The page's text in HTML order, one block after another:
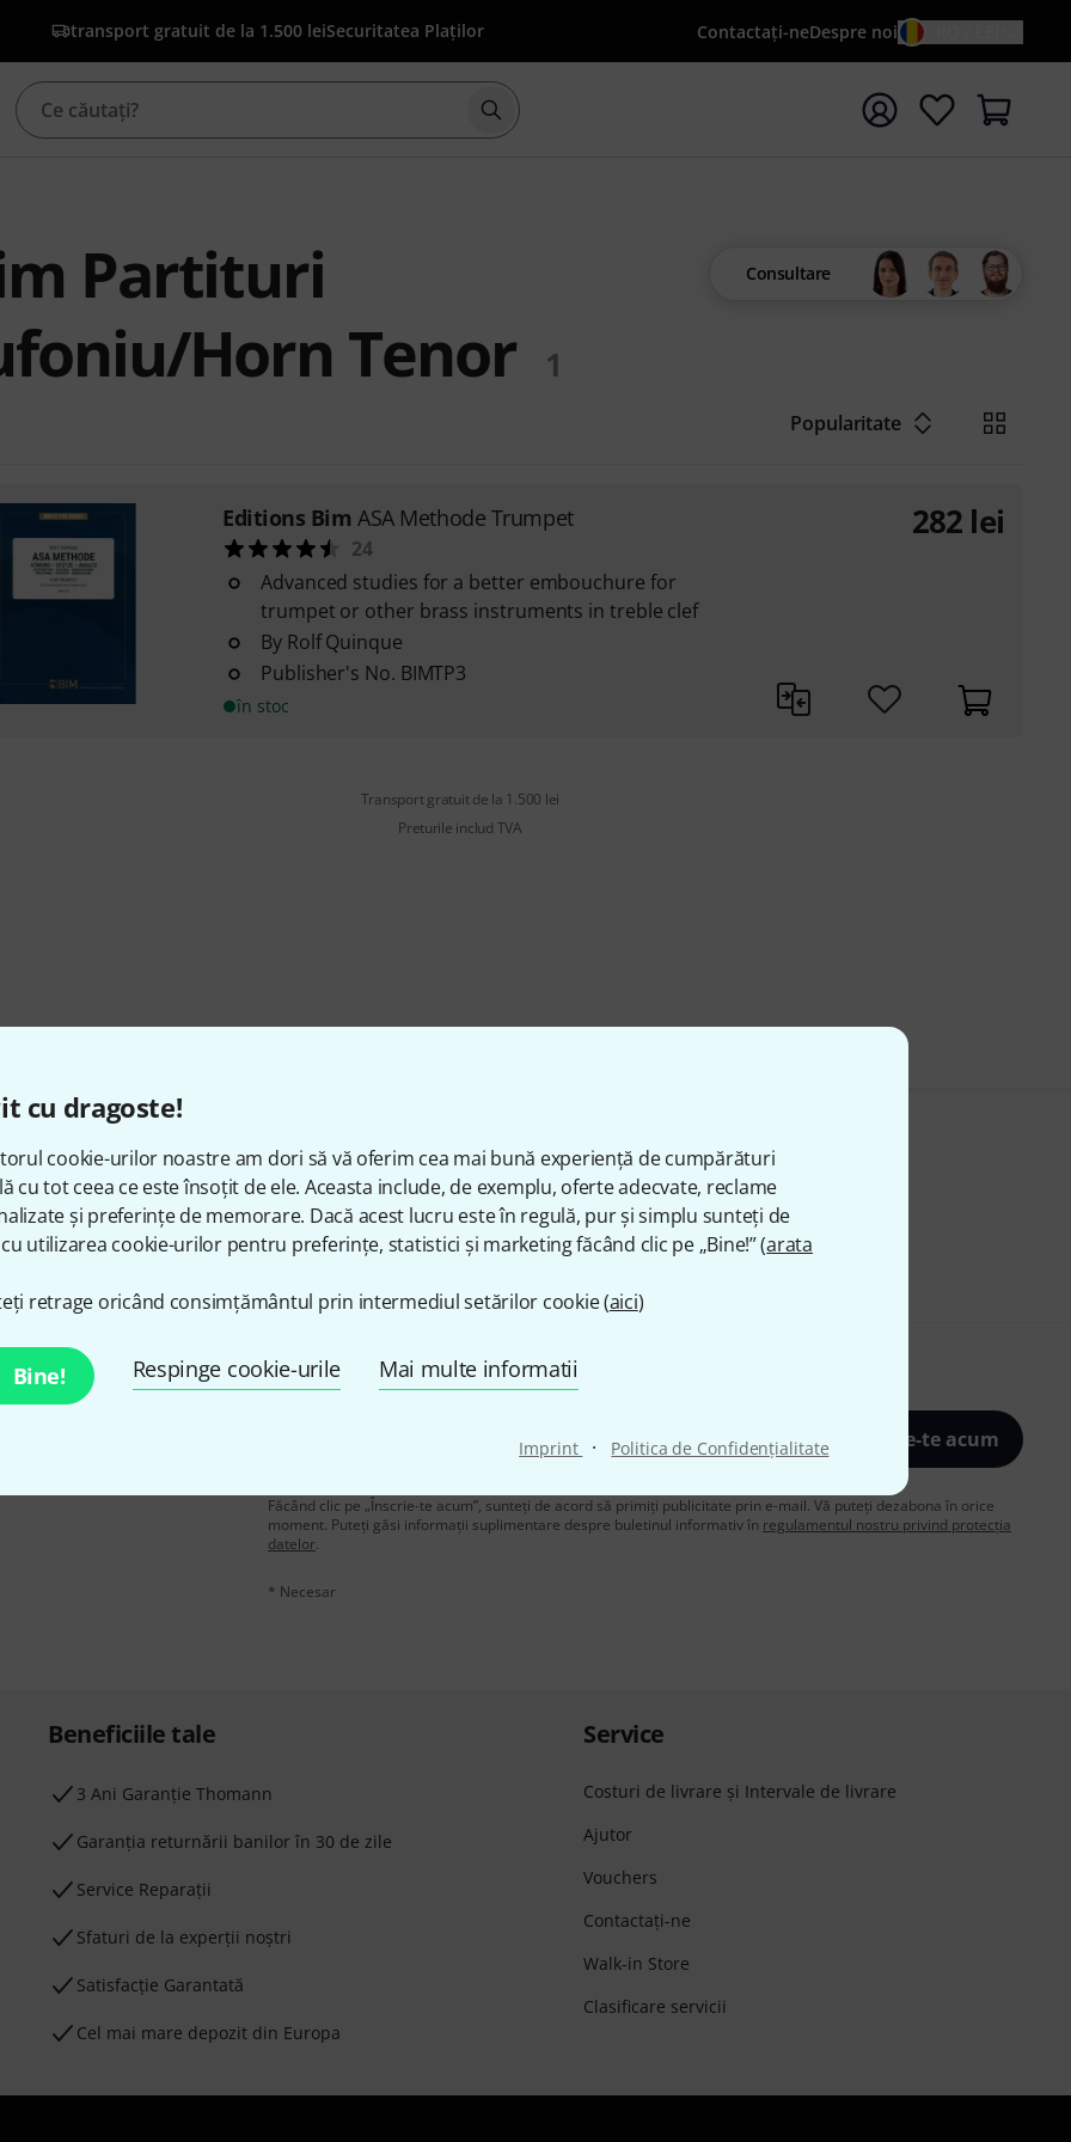
cu dragoste!
cookie-urilor noastre am dori să vă oferim cea mai bună experiență de cumpărături
cu tot ceea ce este însoțit de ele. Aceasta include, de exemplu, oferte adecvate, reclame
și preferințe de memorare. Dacă acest lucru este în regulă, pur și simplu sunteți de
utilizarea cookie-urilor pentru preferințe, statistici și marketing făcând clic pe „Bine!” (arata
retrage oricând consimțământul prin intermediul setărilor cookie (aici)
Bine! Respinge cookie-urile Mai multe informatii
Imprint · Politica de Confidenţialitate
transport gratuit de la 1.500 leiSecuritatea Plaților Contactaţi-neDespre noi
Începeți căutarea cu termenul de căutare {searchTerm}
Partituri
Horn Tenor
1
Consultare
Popularitate
Editions Bim ASA Methode Trumpet
24
Advanced studies for a better embouchure for
trumpet or other brass instruments in treble clef
By Rolf Quinque
Publisher's No. BIMTP3
în stoc
282 lei
Transport gratuit de la 1.500 lei
Preturile includ TVA
Îți place ceea ce vezi?
Share Ajutor și feedback
limba engleză și, cu
Înscrie-te acum
Făcând clic pe „Înscrie-te acum”, sunteți de acord să primiți publicitate prin e-mail. Vă puteți dezabona în orice
moment. Puteți găsi informații suplimentare despre buletinul informativ în regulamentul nostru privind protecția
datelor.
* Necesar
Beneficiile tale
3 Ani Garanție Thomann
Garanţia returnării banilor în 30 de zile
Service Reparații
Sfaturi de la experții noștri
Satisfacție Garantată
Cel mai mare depozit din Europa
Service
Costuri de livrare şi Intervale de livrare
Ajutor
Vouchers
Contactaţi-ne
Walk-in Store
Clasificare servicii